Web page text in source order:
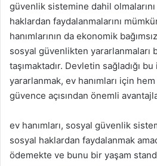
güvenlik sistemine dahil
haklardan faydalanmalarını
hanımlarının da ekonomik
sosyal güvenlikten yararlanmaları
taşımaktadır. Devletin sağladığı
yararlanmak, ev hanımları için
güvence açısından önemli
ev hanımları, sosyal güvenlik
sosyal haklardan faydalanmak
ödemekte ve bunu bir yaşam